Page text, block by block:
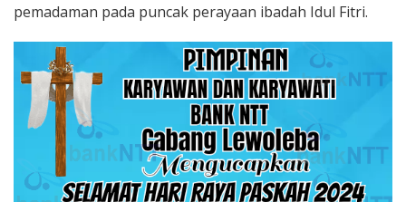
pemadaman pada puncak perayaan ibadah Idul Fitri.